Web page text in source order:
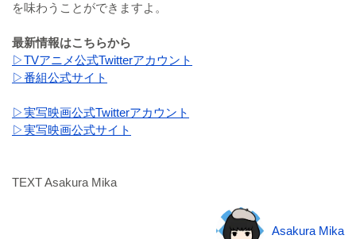
を味わうことができますよ。
最新情報はこちらから
▷TVアニメ公式Twitterアカウント
▷番組公式サイト
▷実写映画公式Twitterアカウント
▷実写映画公式サイト
TEXT Asakura Mika
Asakura Mika